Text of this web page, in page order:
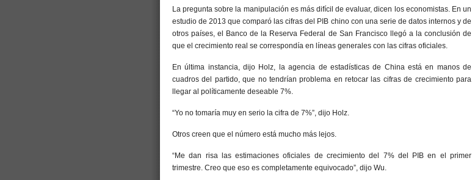
La pregunta sobre la manipulación es más difícil de evaluar, dicen los economistas. En un
estudio de 2013 que comparó las cifras del PIB chino con una serie de datos internos y de
otros países, el Banco de la Reserva Federal de San Francisco llegó a la conclusión de
que el crecimiento real se correspondía en líneas generales con las cifras oficiales.
En última instancia, dijo Holz, la agencia de estadísticas de China está en manos de
cuadros del partido, que no tendrían problema en retocar las cifras de crecimiento para
llegar al políticamente deseable 7%.
“Yo no tomaría muy en serio la cifra de 7%”, dijo Holz.
Otros creen que el número está mucho más lejos.
“Me dan risa las estimaciones oficiales de crecimiento del 7% del PIB en el primer
trimestre. Creo que eso es completamente equivocado”, dijo Wu.